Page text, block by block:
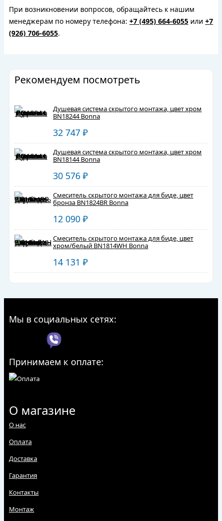
При возникновении вопросов, обращайтесь к нашим
менеджерам по номеру телефона: +7 (495) 664-6055 или +7
(926) 706-6055.
Рекомендуем посмотреть
Душевая система скрытого монтажа, цвет хром
BN18244 Bonna
32 747 ₽
Душевая система скрытого монтажа, цвет хром
BN18144 Bonna
30 576 ₽
Смеситель скрытого монтажа для биде, цвет
бронза BN1824BR Bonna
12 090 ₽
Смеситель скрытого монтажа для биде, цвет
хром/белый BN1814WH Bonna
14 131 ₽
Мы в социальных сетях:
Принимаем к оплате:
О магазине
О нас
Оплата
Доставка
Гарантия
Контакты
Монтаж